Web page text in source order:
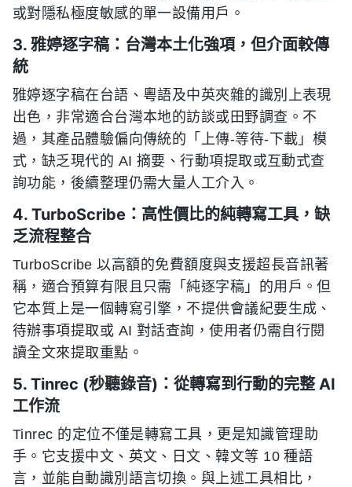
或對隱私極度敏感的單一設備用戶。
3. 雅婷逐字稿：台灣本土化強項，但介面較傳
統
雅婷逐字稿在台語、粵語及中英夾雜的識別上表現
出色，非常適合台灣本地的訪談或田野調查。不
過，其產品體驗偏向傳統的「上傳-等待-下載」模
式，缺乏現代的 AI 摘要、行動項提取或互動式查
詢功能，後續整理仍需大量人工介入。
4. TurboScribe：高性價比的純轉寫工具，缺
乏流程整合
TurboScribe 以高額的免費額度與支援超長音訊著
稱，適合預算有限且只需「純逐字稿」的用戶。但
它本質上是一個轉寫引擎，不提供會議紀要生成、
待辦事項提取或 AI 對話查詢，使用者仍需自行閱
讀全文來提取重點。
5. Tinrec (秒聽錄音)：從轉寫到行動的完整 AI
工作流
Tinrec 的定位不僅是轉寫工具，更是知識管理助
手。它支援中文、英文、日文、韓文等 10 種語
言，並能自動識別語言切換。與上述工具相比，